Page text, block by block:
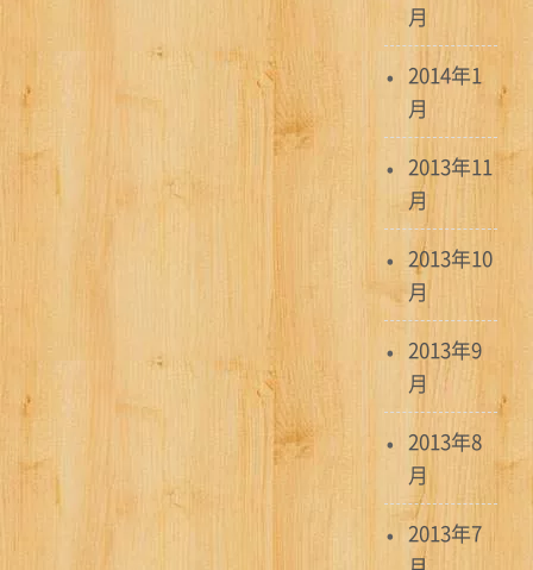
月
2014年1
月
2013年11
月
2013年10
月
2013年9
月
2013年8
月
2013年7